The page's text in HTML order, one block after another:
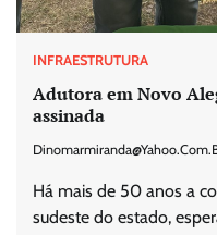
INFRAESTRUTURA
Adutora em Novo
assinada
Há mais de 50 anos a
sudeste do estado,